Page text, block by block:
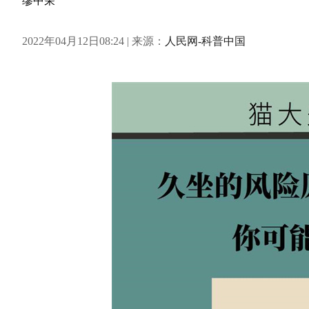
2022年04月12日08:24 | 来源： 人民网-科普中国